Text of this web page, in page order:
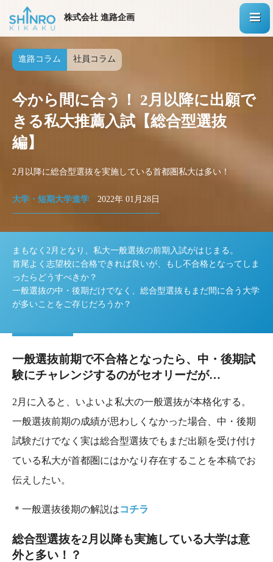
株式会社 進路企画
進路コラム 社員コラム
今から間に合う！ 2月以降に出願で
きる私大推薦入試【総合型選抜
編】
2月以降に総合型選抜を実施している首都圏私大は多い！
大学・短期大学進学 2022年 01月28日
まもなく2月となり、私大一般選抜の前期入試がはじまる。
首尾よく志望校に合格できれば良いが、もし不合格となってしま
ったらどうすべきか？
一般選抜の中・後期だけでなく、総合型選抜もまだ間に合う大学
が多いことをご存じだろうか？
一般選抜前期で不合格となったら、中・後期試
験にチャレンジするのがセオリーだが…
2月に入ると、いよいよ私大の一般選抜が本格化する。
一般選抜前期の成績が思わしくなかった場合、中・後期
試験だけでなく実は総合型選抜でもまだ出願を受け付け
ている私大が首都圏にはかなり存在することを本稿でお
伝えしたい。
＊一般選抜後期の解説はコチラ
総合型選抜を2月以降も実施している大学は意
外と多い！？